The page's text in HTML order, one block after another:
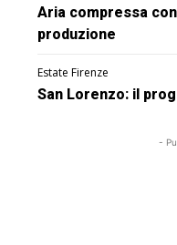
Aria compressa
produzione
Estate Firenze
San Lorenzo: il
-